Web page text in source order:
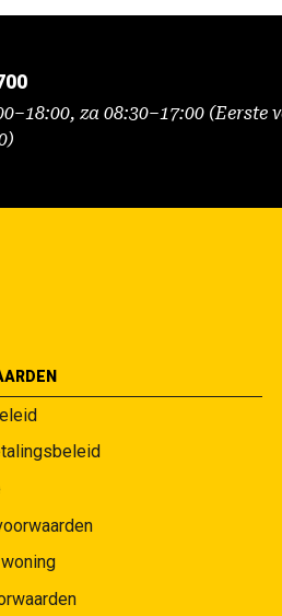
za 08:30–17:00 (Eerste